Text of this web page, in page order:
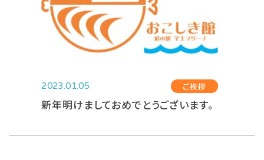
2023.01.05 ご挨拶
新年明けましておめでとうございます。